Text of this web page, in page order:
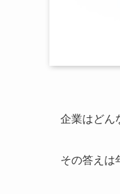
企業はど
その答えは